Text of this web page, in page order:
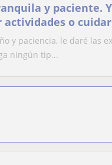
y paciente.
actividades o
y paciencia, le daré las
ningún tip...